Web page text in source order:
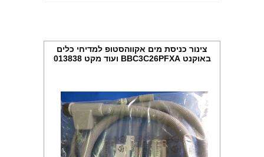
צינור כניסת מים אקווהסטופ למדיחי כלים
באוקנט BBC3C26PFXA ועוד מקט 013838